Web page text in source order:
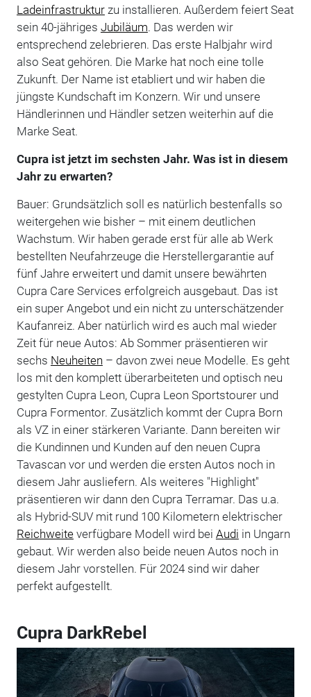
Ladeinfrastrukturzu installieren. Außerdem feiert Seat
sein 40-jähriges Jubiläum. Das werden wir
entsprechend zelebrieren. Das erste Halbjahr wird
also Seat gehören. Die Marke hat noch eine tolle
Zukunft. Der Name ist etabliert und wir haben die
jüngste Kundschaft im Konzern. Wir und unsere
Händlerinnen und Händler setzen weiterhin auf die
Marke Seat.
Cupra ist jetzt im sechsten Jahr. Was ist in diesem
Jahr zu erwarten?
Bauer: Grundsätzlich soll es natürlich bestenfalls so
weitergehen wie bisher – mit einem deutlichen
Wachstum. Wir haben gerade erst für alle ab Werk
bestellten Neufahrzeuge die Herstellergarantie auf
fünf Jahre erweitert und damit unsere bewährten
Cupra Care Services erfolgreich ausgebaut. Das ist
ein super Angebot und ein nicht zu unterschätzender
Kaufanreiz. Aber natürlich wird es auch mal wieder
Zeit für neue Autos: Ab Sommer präsentieren wir
sechs Neuheiten – davon zwei neue Modelle. Es geht
los mit den komplett überarbeiteten und optisch neu
gestylten Cupra Leon, Cupra Leon Sportstourer und
Cupra Formentor. Zusätzlich kommt der Cupra Born
als VZ in einer stärkeren Variante. Dann bereiten wir
die Kundinnen und Kunden auf den neuen Cupra
Tavascan vor und werden die ersten Autos noch in
diesem Jahr ausliefern. Als weiteres "Highlight"
präsentieren wir dann den Cupra Terramar. Das u.a.
als Hybrid-SUV mit rund 100 Kilometern elektrischer
Reichweiteverfügbare Modell wird bei Audi in Ungarn
gebaut. Wir werden also beide neuen Autos noch in
diesem Jahr vorstellen. Für 2024 sind wir daher
perfekt aufgestellt.
Cupra DarkRebel